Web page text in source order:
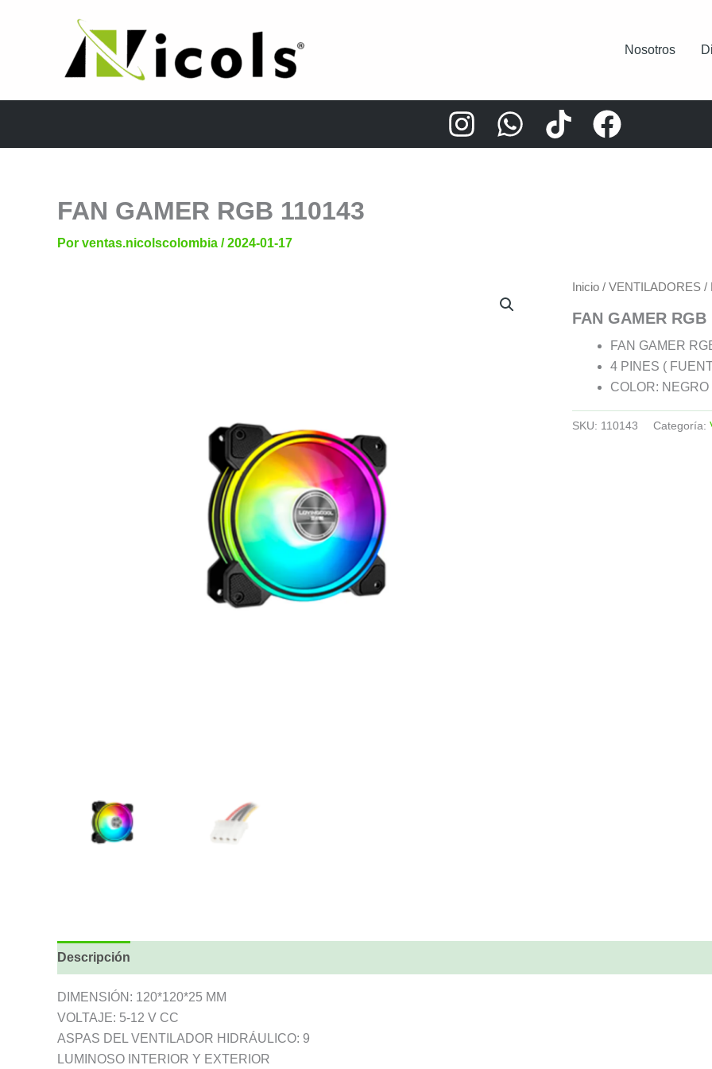
Nosotros
FAN GAMER RGB 110143
Por ventas.nicolscolombia /2024-01-17
Inicio / VENTILADORES /
FAN GAMER RGB
FAN GAMER
4 PINES (
COLOR: NEGRO
SKU: 110143 Categoría:
Descripción
DIMENSIÓN: 120*120*25 MM
VOLTAJE: 5-12 V CC
ASPAS DEL VENTILADOR HIDRÁULICO: 9
LUMINOSO INTERIOR Y EXTERIOR